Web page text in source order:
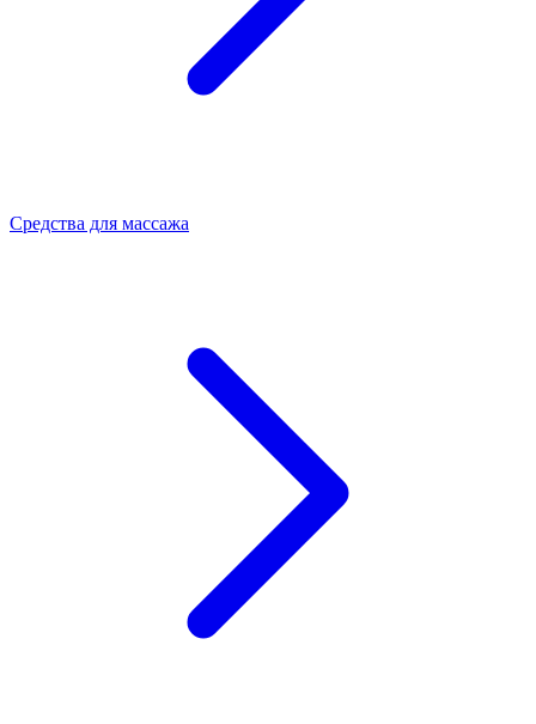
Средства для массажа